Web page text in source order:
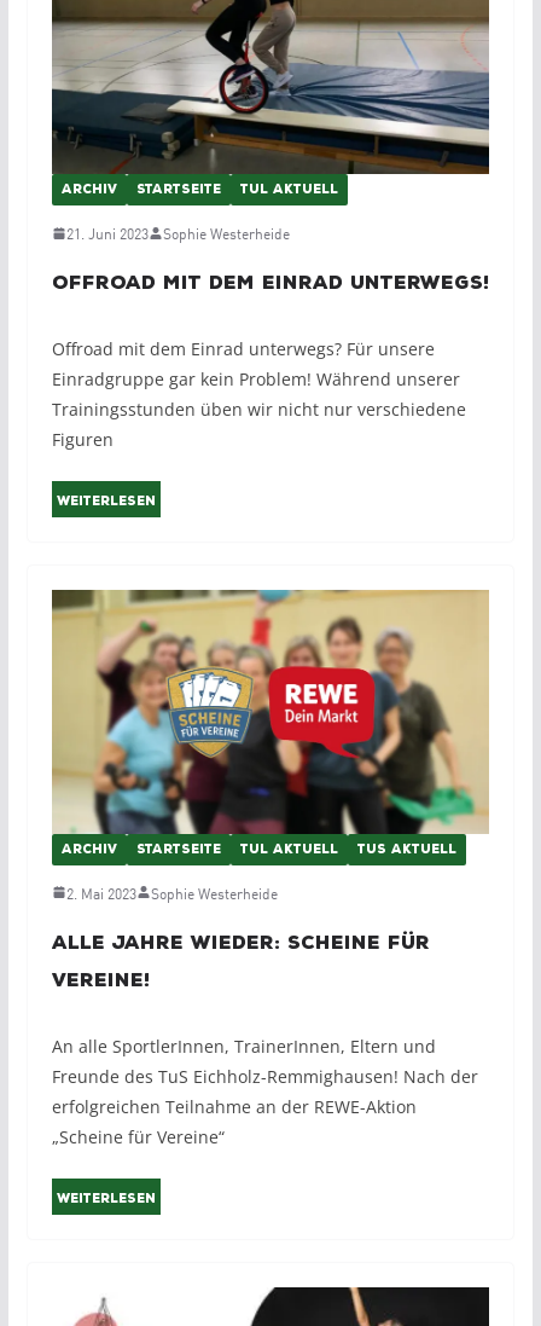
ARCHIV STARTSEITE TUL AKTUELL
21. Juni 2023 Sophie Westerheide
Offroad mit dem Einrad unterwegs!
Offroad mit dem Einrad unterwegs? Für unsere
Einradgruppe gar kein Problem! Während unserer
Trainingsstunden üben wir nicht nur verschiedene
Figuren
Weiterlesen
ARCHIV STARTSEITE TUL AKTUELL TUS AKTUELL
2. Mai 2023 Sophie Westerheide
Alle Jahre wieder: Scheine für
Vereine!
An alle SportlerInnen, TrainerInnen, Eltern und
Freunde des TuS Eichholz-Remmighausen! Nach der
erfolgreichen Teilnahme an der REWE-Aktion
„Scheine für Vereine“
Weiterlesen